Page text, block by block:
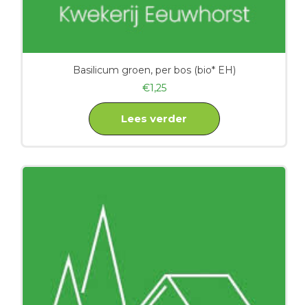
Basilicum groen, per bos (bio* EH)
€1,25
Lees verder